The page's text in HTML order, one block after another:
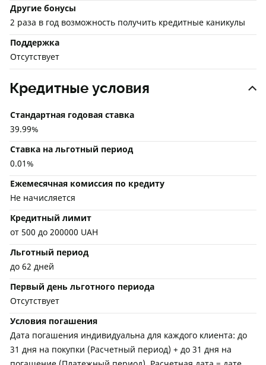
Другие бонусы
2 раза в год возможность получить кредитные каникулы
Поддержка
Отсутствует
Кредитные условия
Стандартная годовая ставка
39.99%
Ставка на льготный период
0.01%
Ежемесячная комиссия по кредиту
Не начисляется
Кредитный лимит
от 500 до 200000 UAH
Льготный период
до 62 дней
Первый день льготного периода
Отсутствует
Условия погашения
Дата погашения индивидуальна для каждого клиента: до
31 дня на покупки (Расчетный период) + до 31 дня на